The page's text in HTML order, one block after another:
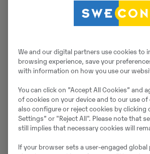
– De finns dock kvar som back-up
We and our digital partners use cookies to
browsing experience, save your
with information on how you use our
You can click on ”Accept All Cookies” and
of cookies on your device and to our use of
also configure or reject cookies by clicking
Settings” or "Reject All". Please note that
still implies that necessary cookies will
If your browser sets a user-engaged global